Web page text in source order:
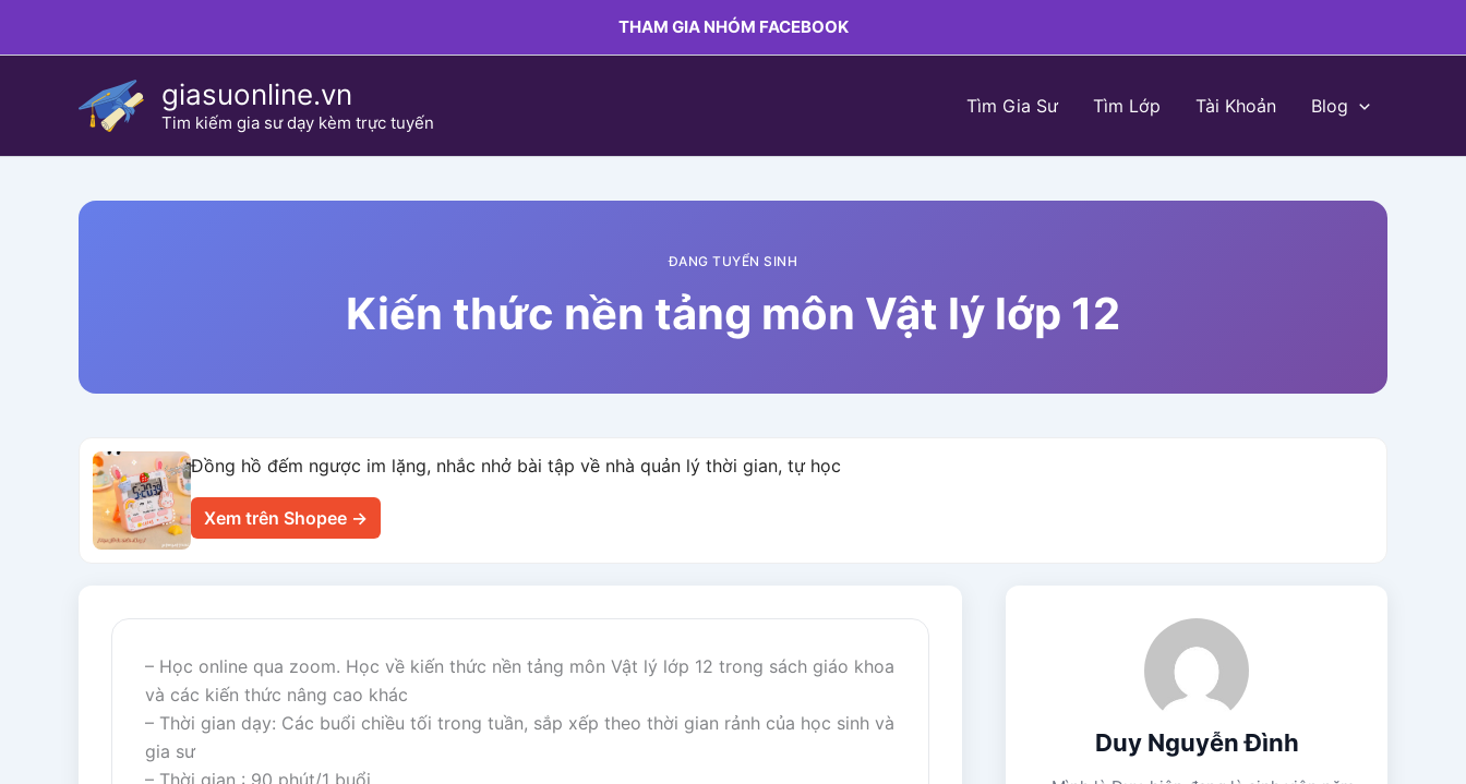
THAM GIA NHÓM FACEBOOK
giasuonline.vn
Tim kiếm gia sư dạy kèm trực tuyến
Tìm Gia Sư Tìm Lớp Tài Khoản Blog
ĐANG TUYỂN SINH
Kiến thức nền tảng môn Vật lý lớp 12
Đồng hồ đếm ngược im lặng, nhắc nhở bài tập về nhà quản lý thời gian, tự học
Xem trên Shopee →
– Học online qua zoom. Học về kiến thức nền tảng môn Vật lý lớp 12 trong sách giáo khoa
và các kiến thức nâng cao khác
– Thời gian dạy: Các buổi chiều tối trong tuần, sắp xếp theo thời gian rảnh của học sinh và
gia sư
– Thời gian : 90 phút/1 buổi
Duy Nguyễn Đình